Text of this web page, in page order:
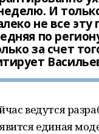
И
не все
по
за счет
ведутся
единая